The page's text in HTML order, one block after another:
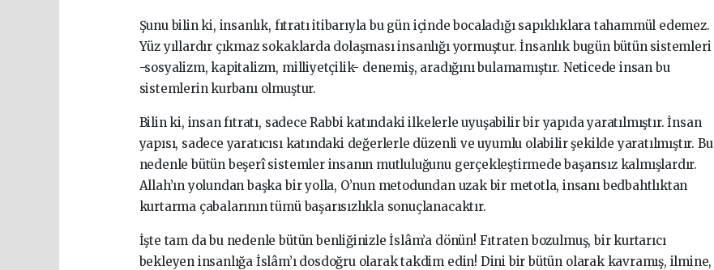
Şunu bilin ki, insanlık, fıtratı itibarıyla bu gün içinde bocaladığı sapıklıklara tahammül edemez.
Yüz yıllardır çıkmaz sokaklarda dolaşması insanlığı yormuştur. İnsanlık bugün bütün sistemleri
-sosyalizm, kapitalizm, milliyetçilik- denemiş, aradığını bulamamıştır. Neticede insan bu
sistemlerin kurbanı olmuştur.
Bilin ki, insan fıtratı, sadece Rabbi katındaki ilkelerle uyuşabilir bir yapıda yaratılmıştır. İnsan
yapısı, sadece yaratıcısı katındaki değerlerle düzenli ve uyumlu olabilir şekilde yaratılmıştır. Bu
nedenle bütün beşerî sistemler insanın mutluluğunu gerçekleştirmede başarısız kalmışlardır.
Allah’ın yolundan başka bir yolla, O’nun metodundan uzak bir metotla, insanı bedbahtlıktan
kurtarma çabalarının tümü başarısızlıkla sonuçlanacaktır.
İşte tam da bu nedenle bütün benliğinizle İslâm’a dönün! Fıtraten bozulmuş, bir kurtarıcı
bekleyen insanlığa İslâm’ı dosdoğru olarak takdim edin! Dini bir bütün olarak kavramış, ilmine,